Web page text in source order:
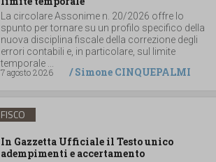
La circolare Assonime n. 20/2026 offre lo
spunto per tornare su un profilo specifico della
nuova disciplina fiscale della correzione degli
errori contabili e, in particolare, sul limite
temporale ...
7 agosto 2026
/Simone CINQUEPALMI
FISCO
In Gazzetta Ufficiale il Testo unico
adempimenti e accertamento